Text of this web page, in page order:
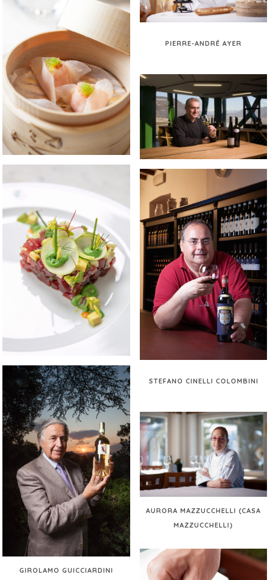
PIERRE-ANDRÉ AYER
STEFANO CINELLI COLOMBINI
GIROLAMO GUICCIARDINI
AURORA MAZZUCCHELLI (CASA
MAZZUCCHELLI)